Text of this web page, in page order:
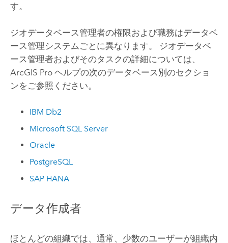
す。
ジオデータベース管理者の権限および職務はデータベ
ース管理システムごとに異なります。 ジオデータベ
ース管理者およびそのタスクの詳細については、
ArcGIS Proヘルプの次のデータベース別のセクショ
ンをご参照ください。
IBM Db2
Microsoft SQL Server
Oracle
PostgreSQL
SAP HANA
データ作成者
ほとんどの組織では、通常、少数のユーザーが組織内